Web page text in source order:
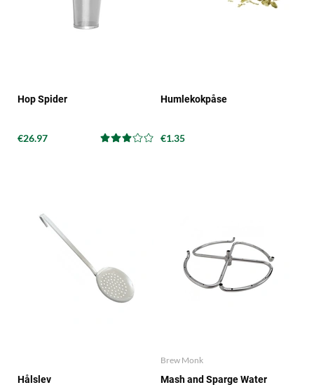
Hop Spider
€26.97
Humlekokpåse
€1.35
Hålslev
Brew Monk
Mash and Sparge Water